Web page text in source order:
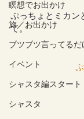
瞑想でお出かけ
旅／お出かけ
ブツブツ言ってるだ
イベント
シャスタ編スタート
シャスタ
ぷっちょとミカン
て。